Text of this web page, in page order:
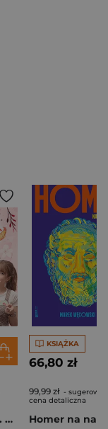
Pierogi z kimchi. Moje ulubione azjatyckie przepisy - książka z autografem
KSIĄŻKA
66,80 zł
99,99 zł -
cena detaliczna